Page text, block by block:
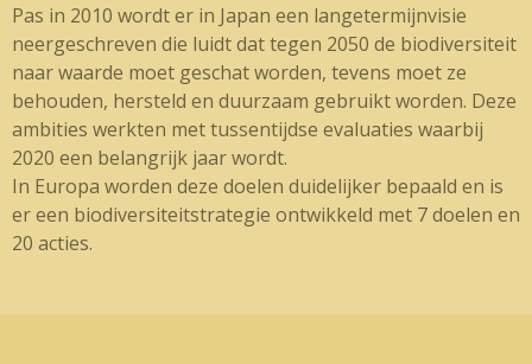
Pas in 2010 wordt er in Japan een langetermijnvisie
neergeschreven die luidt dat tegen 2050 de biodiversiteit
naar waarde moet geschat worden, tevens moet ze
behouden, hersteld en duurzaam gebruikt worden. Deze
ambities werkten met tussentijdse evaluaties waarbij
2020 een belangrijk jaar wordt.
In Europa worden deze doelen duidelijker bepaald en is
er een biodiversiteitstrategie ontwikkeld met 7 doelen en
20 acties.